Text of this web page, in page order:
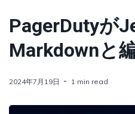
PagerDutyが
Markdownと
2024年7月19日 1 min read